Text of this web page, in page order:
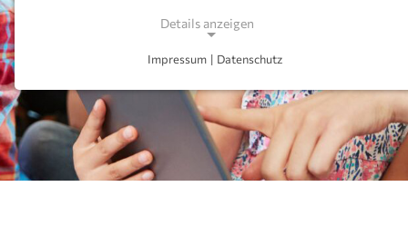
Details anzeigen
Notwendige Cookies ermöglichen grundlegende
Funktionen und sind für die einwandfreie Funktion
der Website erforderlich.
Impressum | Datenschutz